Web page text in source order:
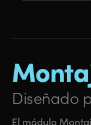
Diseñado
El módulo